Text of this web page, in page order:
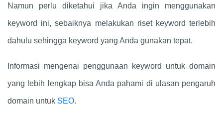
Namun perlu diketahui jika Anda ingin menggunakan
keyword ini, sebaiknya melakukan riset keyword terlebih
dahulu sehingga keyword yang Anda gunakan tepat.
Informasi mengenai penggunaan keyword untuk domain
yang lebih lengkap bisa Anda pahami di ulasan pengaruh
domain untuk SEO.